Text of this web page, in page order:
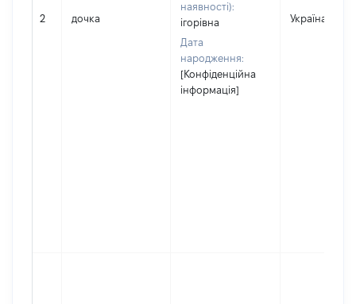
2 дочка
наявності):
ігорівна
Дата
народження:
[Конфіденційна
інформація]
Україна